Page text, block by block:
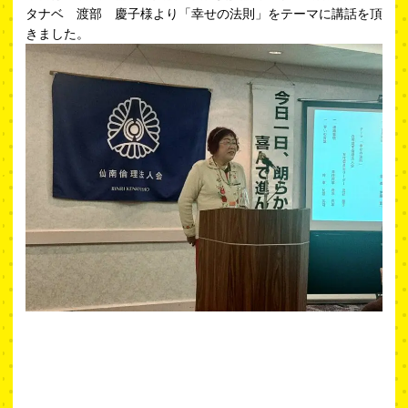
タナベ 渡部 慶子様より「幸せの法則」をテーマに講話を頂
きました。